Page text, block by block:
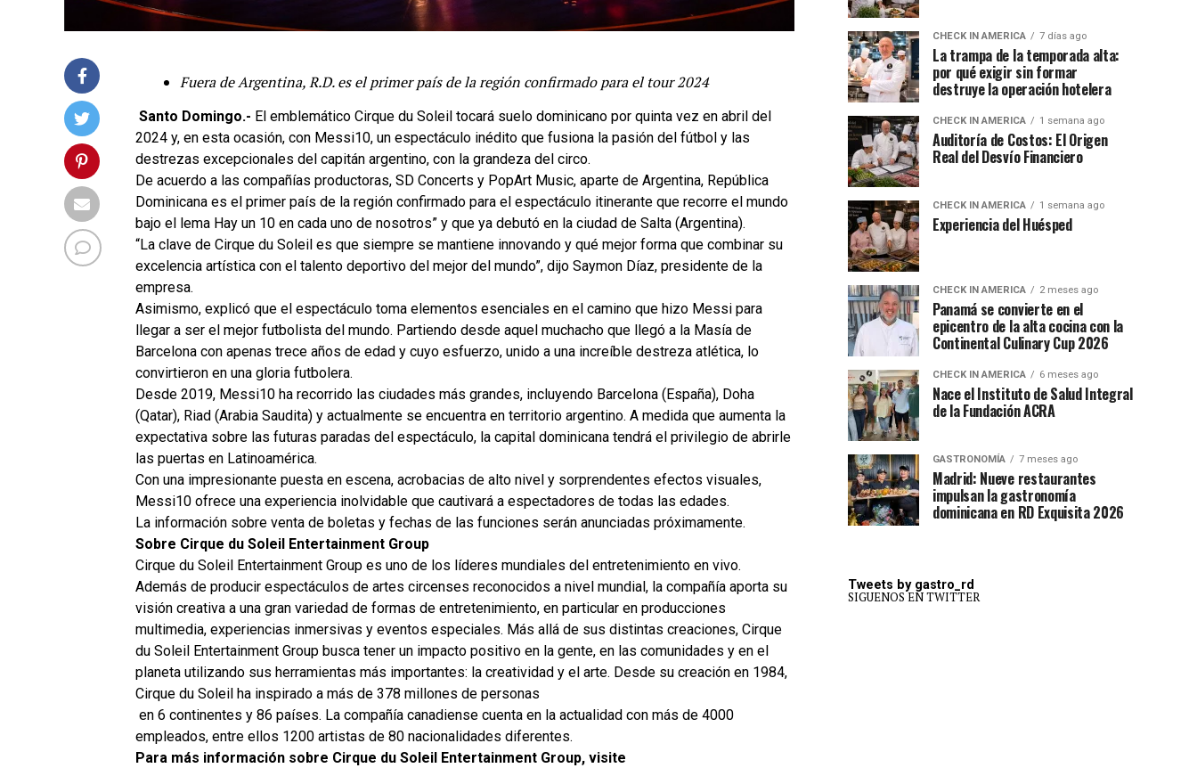
Fuera de Argentina, R.D. es el primer país de la región confirmado para el tour 2024
Santo Domingo.- El emblemático Cirque du Soleil tocará suelo dominicano por quinta vez en abril del
2024 y, en esta ocasión, con Messi10, un espectáculo inédito que fusiona la pasión del fútbol y las
destrezas excepcionales del capitán argentino, con la grandeza del circo.
De acuerdo a las compañías productoras, SD Concerts y PopArt Music, aparte de Argentina, República
Dominicana es el primer país de la región confirmado para el espectáculo itinerante que recorre el mundo
bajo el lema Hay un 10 en cada uno de nosotros” y que ya debutó en la ciudad de Salta (Argentina).
“La clave de Cirque du Soleil es que siempre se mantiene innovando y qué mejor forma que combinar su
excelencia artística con el talento deportivo del mejor del mundo”, dijo Saymon Díaz, presidente de la
empresa.
Asimismo, explicó que el espectáculo toma elementos esenciales en el camino que hizo Messi para
llegar a ser el mejor futbolista del mundo. Partiendo desde aquel muchacho que llegó a la Masía de
Barcelona con apenas trece años de edad y cuyo esfuerzo, unido a una increíble destreza atlética, lo
convirtieron en una gloria futbolera.
Desde 2019, Messi10 ha recorrido las ciudades más grandes, incluyendo Barcelona (España), Doha
(Qatar), Riad (Arabia Saudita) y actualmente se encuentra en territorio argentino. A medida que aumenta la
expectativa sobre las futuras paradas del espectáculo, la capital dominicana tendrá el privilegio de abrirle
las puertas en Latinoamérica.
Con una impresionante puesta en escena, acrobacias de alto nivel y sorprendentes efectos visuales,
Messi10 ofrece una experiencia inolvidable que cautivará a espectadores de todas las edades.
La información sobre venta de boletas y fechas de las funciones serán anunciadas próximamente.
Sobre Cirque du Soleil Entertainment Group
Cirque du Soleil Entertainment Group es uno de los líderes mundiales del entretenimiento en vivo.
Además de producir espectáculos de artes circenses reconocidos a nivel mundial, la compañía aporta su
visión creativa a una gran variedad de formas de entretenimiento, en particular en producciones
multimedia, experiencias inmersivas y eventos especiales. Más allá de sus distintas creaciones, Cirque
du Soleil Entertainment Group busca tener un impacto positivo en la gente, en las comunidades y en el
planeta utilizando sus herramientas más importantes: la creatividad y el arte. Desde su creación en 1984,
Cirque du Soleil ha inspirado a más de 378 millones de personas
en 6 continentes y 86 países. La compañía canadiense cuenta en la actualidad con más de 4000
empleados, entre ellos 1200 artistas de 80 nacionalidades diferentes.
Para más información sobre Cirque du Soleil Entertainment Group, visite
CHECK IN AMERICA 7 días ago
La trampa de la temporada alta:
por qué exigir sin formar
destruye la operación hotelera
CHECK IN AMERICA 1 semana ago
Auditoría de Costos: El Origen
Real del Desvío Financiero
CHECK IN AMERICA 1 semana ago
Experiencia del Huésped
CHECK IN AMERICA 2 meses ago
Panamá se convierte en el
epicentro de la alta cocina con la
Continental Culinary Cup 2026
CHECK IN AMERICA 6 meses ago
Nace el Instituto de Salud Integral
de la Fundación ACRA
GASTRONOMÍA 7 meses ago
Madrid: Nueve restaurantes
impulsan la gastronomía
dominicana en RD Exquisita 2026
Tweets by gastro_rd
SIGUENOS EN TWITTER